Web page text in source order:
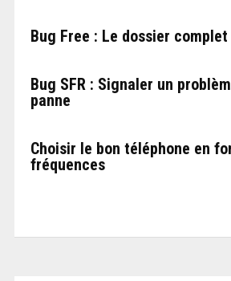
Bug Free : Le dossier complet
Bug SFR : Signaler un
panne
Choisir le bon téléphone en
fréquences